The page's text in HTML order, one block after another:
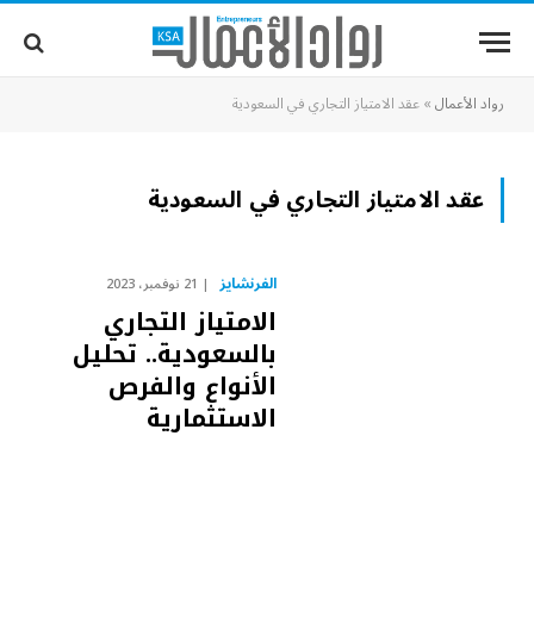
رواد الأعمال»عقد الامتياز التجاري في السعودية
عقد الامتياز التجاري في السعودية
الفرنشايز 21 نوفمبر، 2023
الامتياز التجاري
بالسعودية.. تحليل
الأنواع والفرص
الاستثمارية